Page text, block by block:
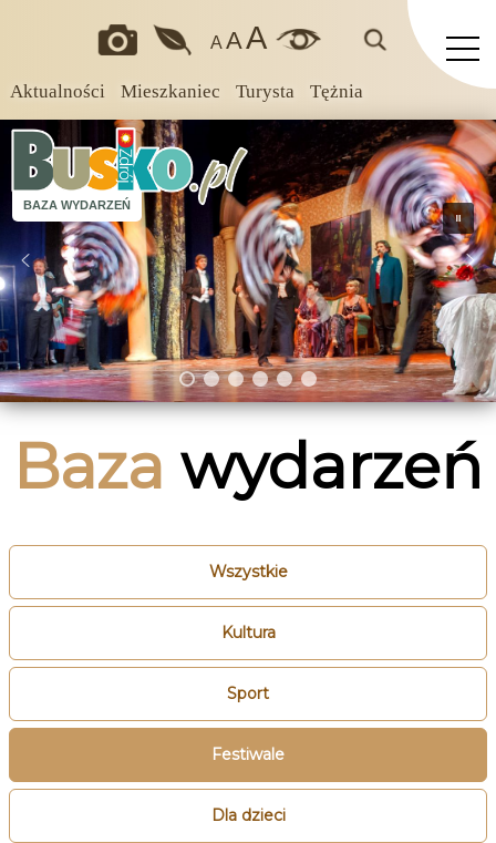
Aktualności Mieszkaniec Turysta Tężnia
A AA
BAZA WYDARZEŃ
Baza wydarzeń
Wszystkie
Kultura
Sport
Festiwale
Dla dzieci